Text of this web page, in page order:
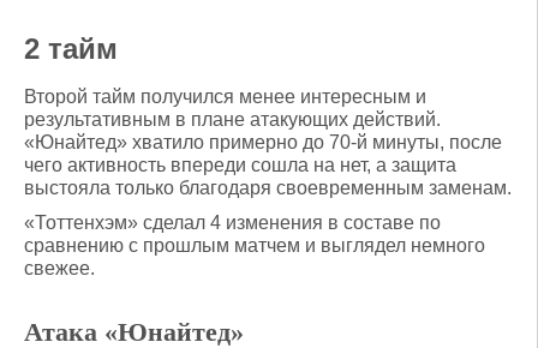
2 тайм
Второй тайм получился менее интересным и
результативным в плане атакующих действий.
«Юнайтед» хватило примерно до 70-й минуты, после
чего активность впереди сошла на нет, а защита
выстояла только благодаря своевременным заменам.
«Тоттенхэм» сделал 4 изменения в составе по
сравнению с прошлым матчем и выглядел немного
свежее.
Атака «Юнайтед»